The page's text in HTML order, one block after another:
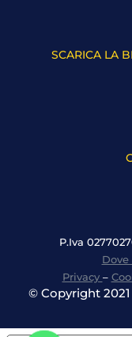
SCARICA LA
P.Iva
Dove
Privacy –
© Copyright